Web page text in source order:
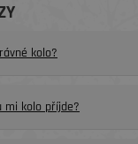
kolo?
mi kolo příjde?